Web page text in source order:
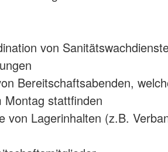
von
Bereitschaftsabenden,
Montag stattfinden
von Lagerinhalten (z.B.